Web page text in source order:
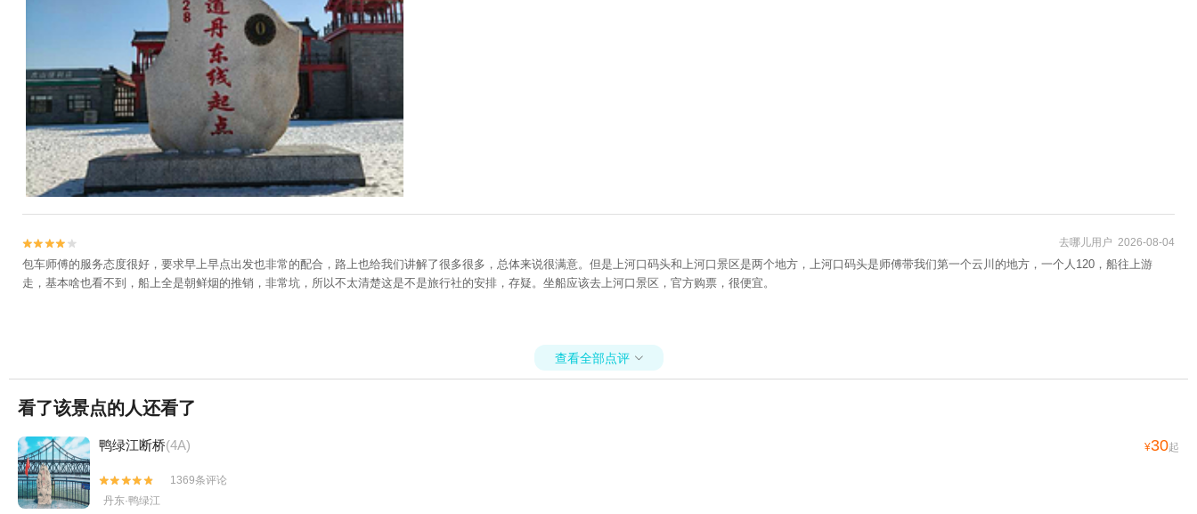

 去哪儿用户 2026-08-04
包车师傅的服务态度很好，要求早上早点出发也非常的配合，路上也给我们讲解了很多很多，总体来说很满意。但是上河口码头和上河口景区是两个地方，上河口码头是师傅带我们第一个云川的地方，一个人120，船往上游
走，基本啥也看不到，船上全是朝鲜烟的推销，非常坑，所以不太清楚这是不是旅行社的安排，存疑。坐船应该去上河口景区，官方购票，很便宜。
查看全部点评 
看了该景点的人还看了
鸭绿江断桥(4A) ¥30起


1369条评论
丹东·鸭绿江